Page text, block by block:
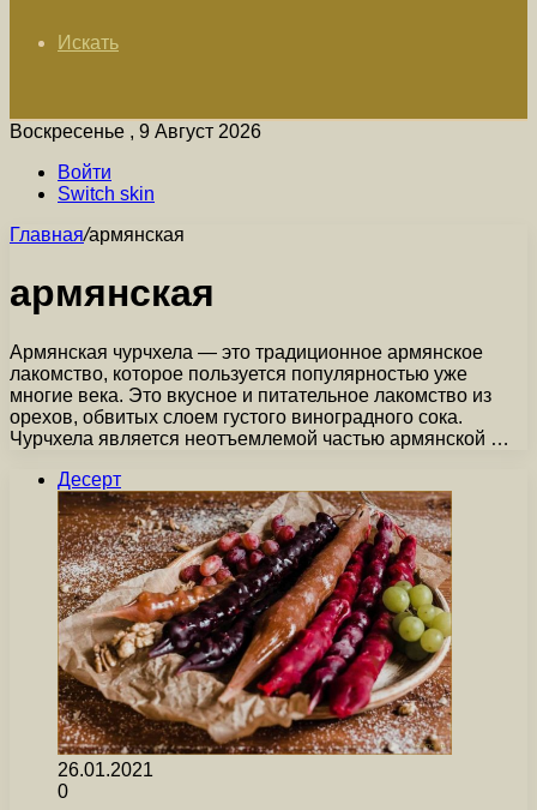
Искать
Воскресенье , 9 Август 2026
Войти
Switch skin
Главная/армянская
армянская
Армянская чурчхела — это традиционное армянское
лакомство, которое пользуется популярностью уже
многие века. Это вкусное и питательное лакомство из
орехов, обвитых слоем густого виноградного сока.
Чурчхела является неотъемлемой частью армянской …
Десерт
26.01.2021
0